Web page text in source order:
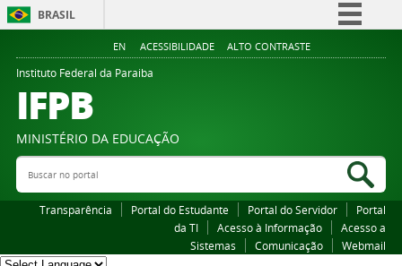
BRASIL
Simplifique!
Legislação
EN ACESSIBILIDADE ALTO CONTRASTE
Instituto Federal da Paraiba
IFPB
MINISTÉRIO DA EDUCAÇÃO
Buscar no portal
Transparência Portal do Estudante Portal do Servidor
Portal
da TI
Acesso à Informação
Acesso a
Sistemas
Comunicação Webmail